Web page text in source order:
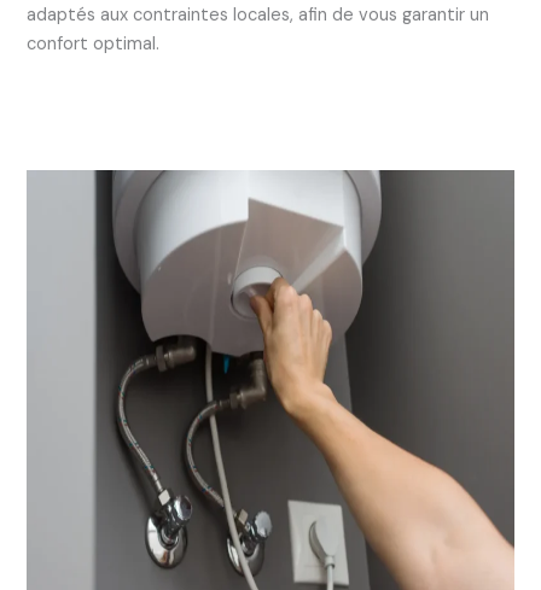
adaptés aux contraintes locales, afin de vous garantir un
confort optimal.